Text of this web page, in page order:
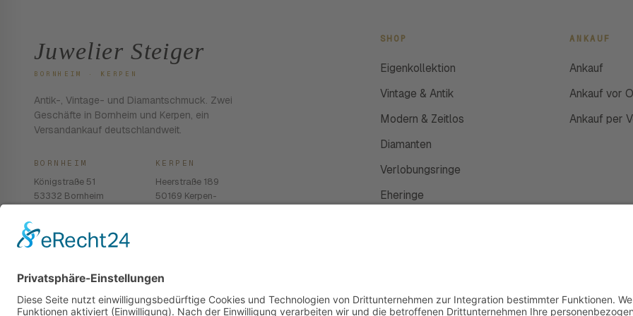
Juwelier Steiger
BORNHEIM · KERPEN
Antik-, Vintage- und Diamantschmuck. Zwei
Geschäfte in Bornheim und Kerpen, ein
Versandankauf deutschlandweit.
BORNHEIM
Königstraße 51
53332 Bornheim
KERPEN
Heerstraße 189
50169 Kerpen-
SHOP
Eigenkollektion
Vintage & Antik
Modern & Zeitlos
Diamanten
Verlobungsringe
Eheringe
ANKAUF
Ankauf
Ankauf vor
Ankauf per